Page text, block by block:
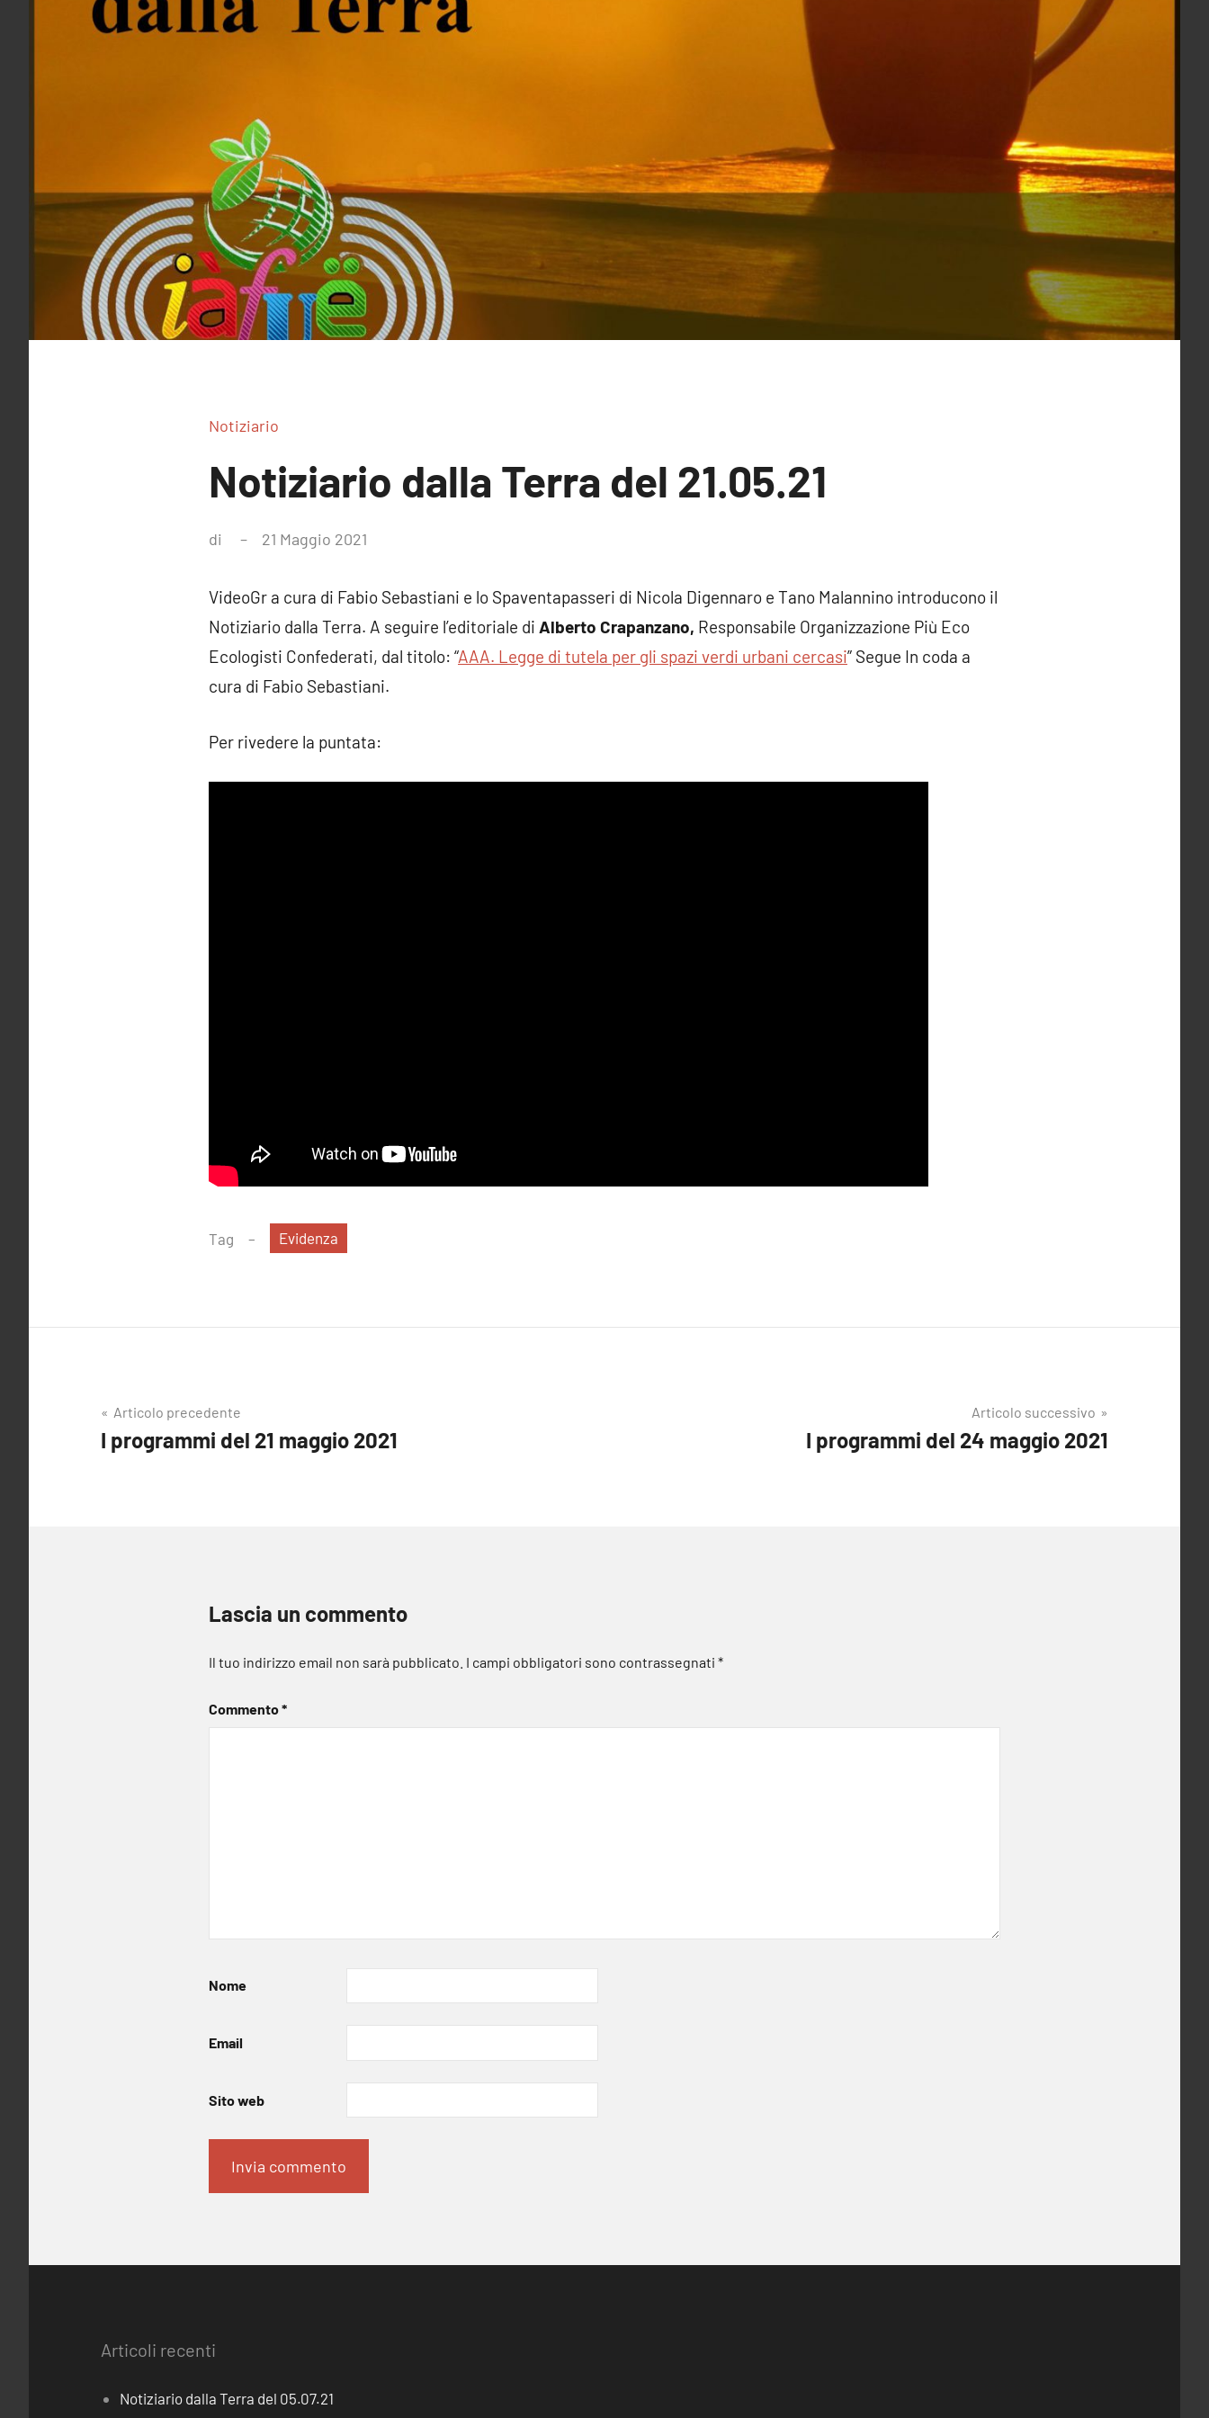
Notiziario
Notiziario dalla Terra del 21.05.21
di 21 Maggio 2021
VideoGr a cura di Fabio Sebastiani e lo Spaventapasseri di Nicola Digennaro e Tano Malannino introducono il
Notiziario dalla Terra. A seguire l’editoriale di Alberto Crapanzano, Responsabile Organizzazione Più Eco
Ecologisti Confederati, dal titolo: “AAA. Legge di tutela per gli spazi verdi urbani cercasi” Segue In coda a
cura di Fabio Sebastiani.
Per rivedere la puntata:
Tag Evidenza
Navigazione
articoli
Articolo precedente
I programmi del 21 maggio 2021
Articolo successivo
I programmi del 24 maggio 2021
Lascia un commento
Il tuo indirizzo email non sarà pubblicato. I campi obbligatori sono contrassegnati *
Commento*
Nome
Email
Sito web
Articoli recenti
Notiziario dalla Terra del 05.07.21